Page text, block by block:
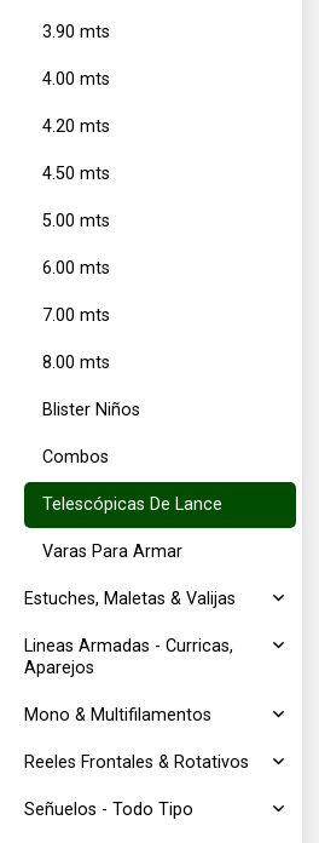
3.90 mts
4.00 mts
4.20 mts
4.50 mts
5.00 mts
6.00 mts
7.00 mts
8.00 mts
Blister Niños
Combos
Telescópicas De Lance
Varas Para Armar
Estuches, Maletas & Valijas
Lineas Armadas - Curricas,
Aparejos
Mono & Multifilamentos
Reeles Frontales & Rotativos
Señuelos - Todo Tipo